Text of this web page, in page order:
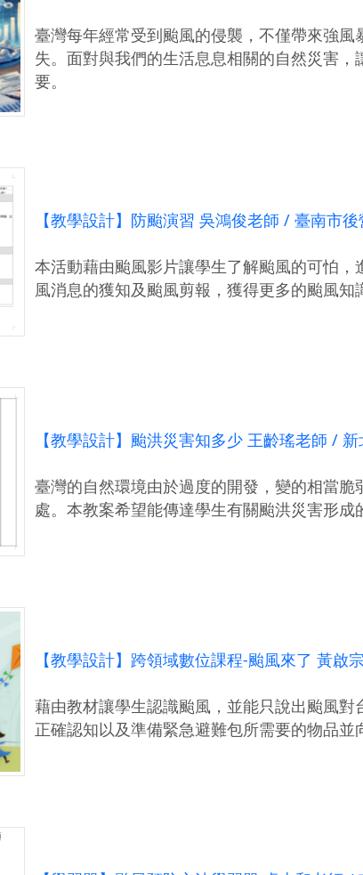
臺灣每年經常受到颱風的侵襲，不僅帶來強
失。面對與我們的生活息息相關的自然災害
要。
【教學設計】防颱演習 吳鴻俊老師 / 臺南市
本活動藉由颱風影片讓學生了解颱風的可怕
風消息的獲知及颱風剪報，獲得更多的颱風知
【教學設計】颱洪災害知多少 王齡瑤老師 /
臺灣的自然環境由於過度的開發，變的相當
處。本教案希望能傳達學生有關颱洪災害形
【教學設計】跨領域數位課程-颱風來了 黃
藉由教材讓學生認識颱風，並能只說出颱風
正確認知以及準備緊急避難包所需要的物品並